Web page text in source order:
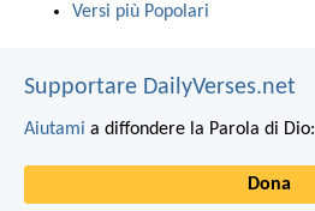
Versi più Popolari
Supportare DailyVerses.net
Aiutami a diffondere la Parola di Dio:
Dona